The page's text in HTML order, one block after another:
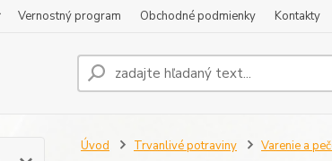
Vernostný program Obchodné podmienky Kontakty
Úvod Trvanlivé potraviny Varenie a